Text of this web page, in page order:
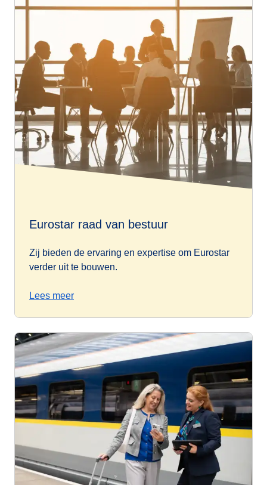
Eurostar raad van bestuur
Zij bieden de ervaring en expertise om Eurostar
verder uit te bouwen.
Lees meer